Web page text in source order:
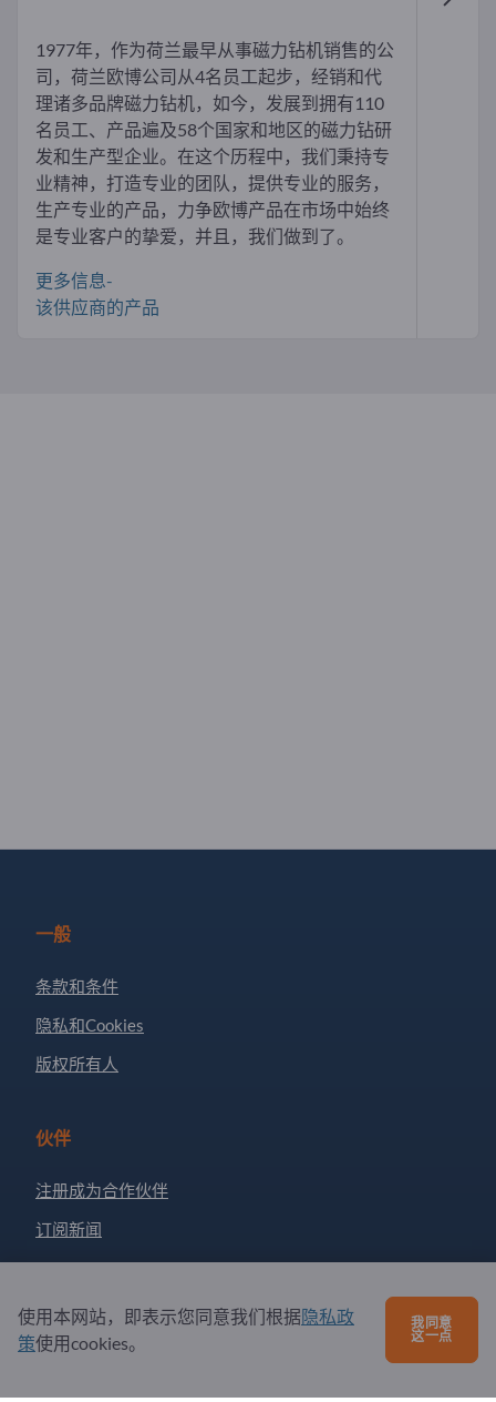
1977年，作为荷兰最早从事磁力钻机销售的公
司，荷兰欧博公司从4名员工起步，经销和代
理诸多品牌磁力钻机，如今，发展到拥有110
名员工、产品遍及58个国家和地区的磁力钻研
发和生产型企业。在这个历程中，我们秉持专
业精神，打造专业的团队，提供专业的服务，
生产专业的产品，力争欧博产品在市场中始终
是专业客户的挚爱，并且，我们做到了。
更多信息-
该供应商的产品
一般
条款和条件
隐私和Cookies
版权所有人
伙伴
注册成为合作伙伴
订阅新闻
有问题吗？
问题和回答
我们提供的服务
使用本网站，即表示您同意我们根据隐私政
策使用cookies。
我同意
这一点